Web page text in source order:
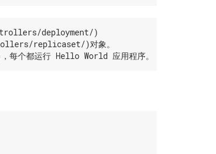
deployment/)
replicaset/)对象。